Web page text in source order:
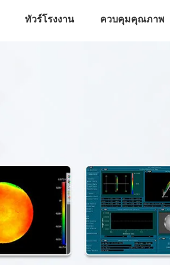
ทัวร์โรงงาน ควบคุมคุณภาพ